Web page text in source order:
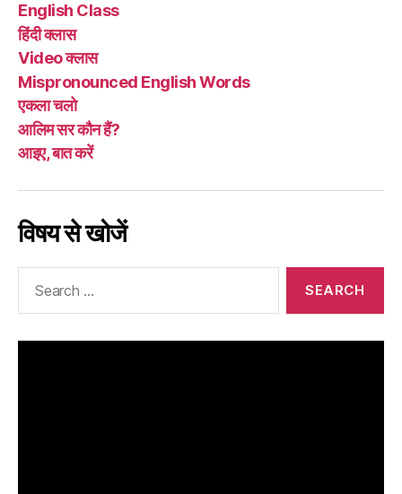
English Class
हिंदी क्लास
Video क्लास
Mispronounced English Words
एकला चलो
आलिम सर कौन हैं?
आइए, बात करें
विषय से खोजें